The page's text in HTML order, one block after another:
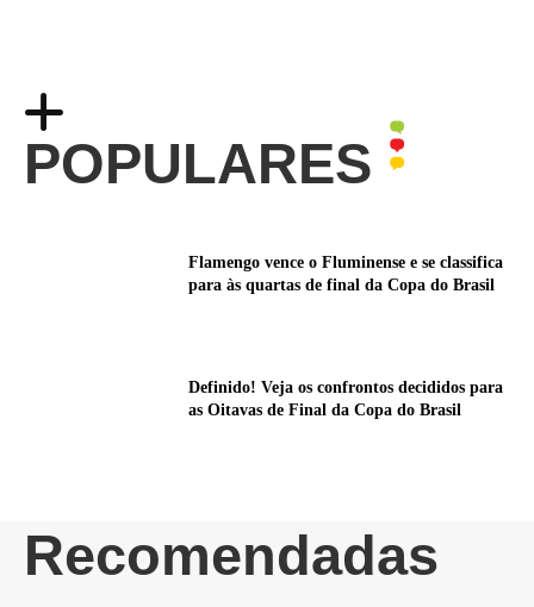
POPULARES
Flamengo vence o Fluminense e se classifica
para às quartas de final da Copa do Brasil
Definido! Veja os confrontos decididos para
as Oitavas de Final da Copa do Brasil
Recomendadas